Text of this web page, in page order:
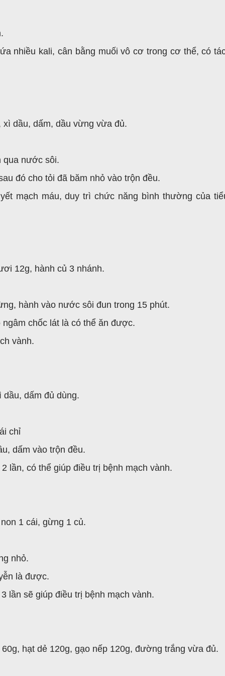
nhiều kali, cân bằng muối vô cơ trong cơ thể, có
dầu, dấm, dầu vừng vừa đủ.
qua nước sôi.
đó cho tỏi đã băm nhỏ vào trộn đều.
mạch máu, duy trì chức năng bình thường của
12g, hành củ 3 nhánh.
hành vào nước sôi đun trong 15 phút.
chốc lát là có thể ăn được.
vành.
dấm đủ dùng.
chỉ
dấm vào trộn đều.
lần, có thể giúp điều trị bệnh mạch vành.
1 cái, gừng 1 củ.
nhỏ.
là được.
lần sẽ giúp điều trị bệnh mạch vành.
hạt dẻ 120g, gạo nếp 120g, đường trắng vừa đủ.